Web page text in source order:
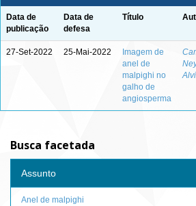
Data de
publicação
Data de
defesa
Título
27-Set-2022 25-Mai-2022
Imagem de
anel de
malpighi no
galho de
angiosperma
Busca facetada
Assunto
Anel de malpighi